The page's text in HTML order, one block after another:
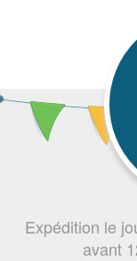
Expédition le
avant